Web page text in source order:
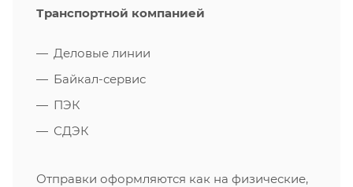
Транспортной компанией
Деловые линии
Байкал-сервис
ПЭК
СДЭК
Отправки оформляются как на физические,